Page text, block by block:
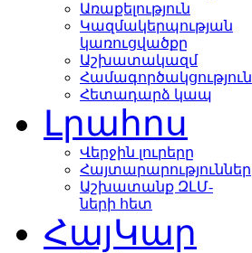
Առաքելություն
Կազմակերպության
կառուցվածքը
Աշխատակազմ
Համագործակցություն
Հետադարձ կապ
Լրահոս
Վերջին լուրերը
Հայտարարություններ
Աշխատանք ԶԼՄ-
ների հետ
ՀայԿար